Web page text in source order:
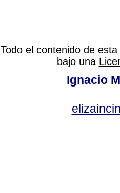
Todo el contenido de
bajo una
Ignacio